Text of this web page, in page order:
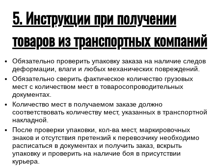
5. Инструкции при получении
товаров из транспортных компаний
Обязательно проверить упаковку заказа на наличие следов
деформации, влаги и любых механических повреждений.
Обязательно сверить фактическое количество грузовых
мест с количеством мест в товаросопроводительных
документах.
Количество мест в получаемом заказе должно
соответствовать количеству мест, указанных в транспортной
накладной.
После проверки упаковки, кол-ва мест, маркировочных
знаков и отсутствия претензий к перевозчику необходимо
расписаться в документах и получить заказ, вскрыть
упаковку и проверить на наличие боя в присутствии
курьера.